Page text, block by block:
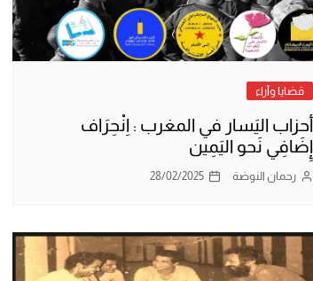
قضايا وآراء
أحزاب اليَسار في المغرب : اِنْحِرَاف
إِضَافِي نَحو اليَمِين
رحمان النوضة 28/02/2025